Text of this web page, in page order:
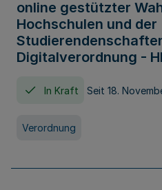
online gestützter
Hochschulen und der
Digitalverordnung -
In Kraft Seit 18.
Verordnung